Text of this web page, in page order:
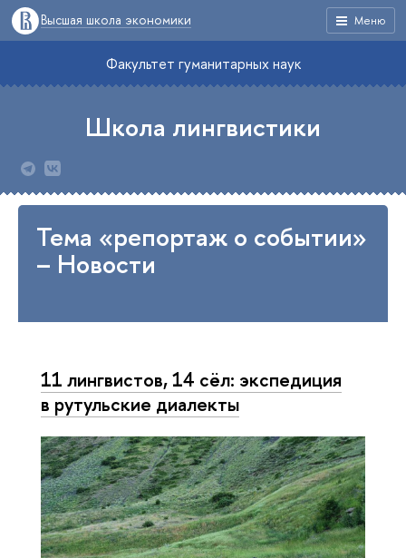
Меню
Высшая школа экономики
Факультет гуманитарных наук
Школа лингвистики
Тема «репортаж о событии»
– Новости
11 лингвистов, 14 сёл: экспедиция
в рутульские диалекты